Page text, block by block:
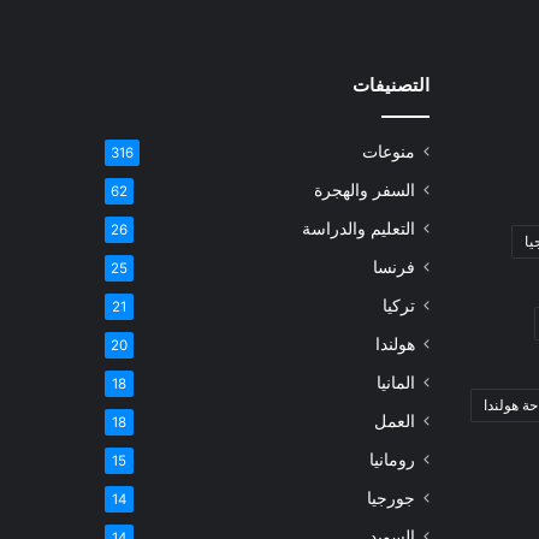
هولندا
التصنيفات
منوعات 316
السفر والهجرة 62
التعليم والدراسة 26
فرنسا 25
تركيا 21
هولندا 20
المانيا 18
العمل 18
رومانيا 15
جورجيا 14